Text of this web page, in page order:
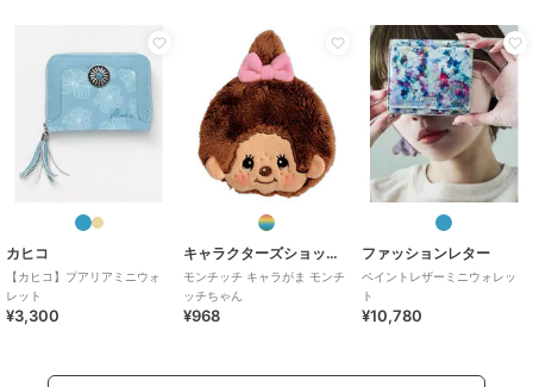
カヒコ
【カヒコ】プアリアミニウォ
レット
¥3,300
キャラクターズショップ ラフラフ
モンチッチ キャラがま モンチ
ッチちゃん
¥968
ファッションレター
ペイントレザーミニウォレッ
ト
¥10,780